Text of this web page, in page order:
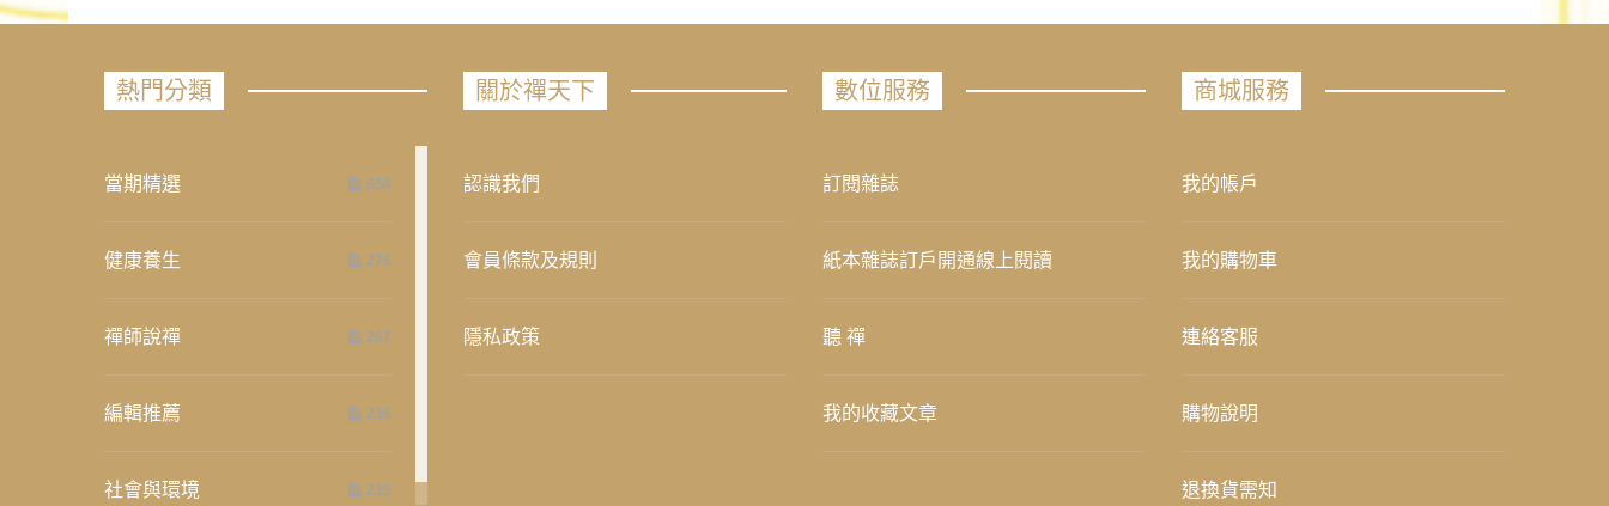
熱門分類
當期精選 658
健康養生 276
禪師說禪 267
編輯推薦 236
社會與環境 235
關於禪天下
認識我們
會員條款及規則
隱私政策
數位服務
訂閱雜誌
紙本雜誌訂戶開通線上閱讀
聽 禪
我的收藏文章
商城服務
我的帳戶
我的購物車
連絡客服
購物說明
退換貨需知